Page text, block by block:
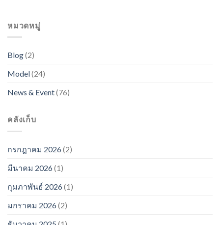
หมวดหมู่
Blog(2)
Model(24)
News & Event(76)
คลังเก็บ
กรกฎาคม 2026(2)
มีนาคม 2026(1)
กุมภาพันธ์ 2026(1)
มกราคม 2026(2)